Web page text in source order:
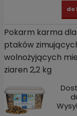
do
Pokarm karma dla
ptaków
wolnożyjących
ziaren 2,2 kg